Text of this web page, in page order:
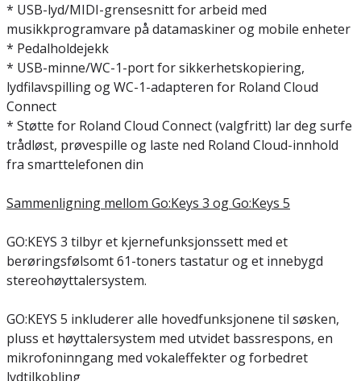
* USB-lyd/MIDI-grensesnitt for arbeid med
musikkprogramvare på datamaskiner og mobile enheter
* Pedalholdejekk
* USB-minne/WC-1-port for sikkerhetskopiering,
lydfilavspilling og WC-1-adapteren for Roland Cloud
Connect
* Støtte for Roland Cloud Connect (valgfritt) lar deg surfe
trådløst, prøvespille og laste ned Roland Cloud-innhold
fra smarttelefonen din
Sammenligning mellom Go:Keys 3 og Go:Keys 5
GO:KEYS 3 tilbyr et kjernefunksjonssett med et
berøringsfølsomt 61-toners tastatur og et innebygd
stereohøyttalersystem.
GO:KEYS 5 inkluderer alle hovedfunksjonene til søsken,
pluss et høyttalersystem med utvidet bassrespons, en
mikrofoninngang med vokaleffekter og forbedret
lydtilkobling